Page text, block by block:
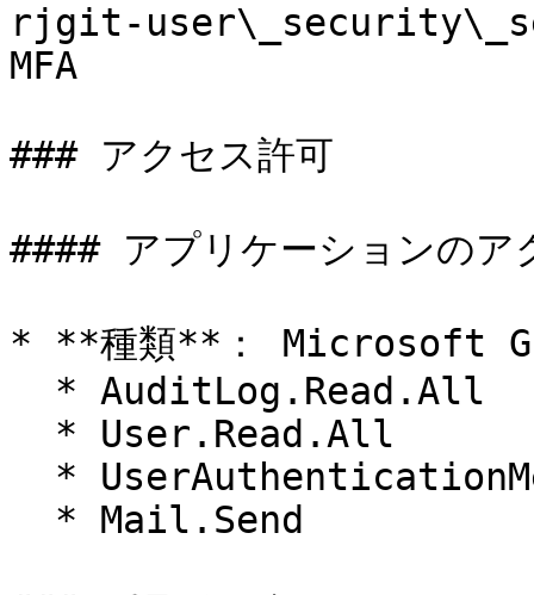
rjgit-
MFA
### アクセス許可
#### アプリケーションのア
* **種類**： Microsoft